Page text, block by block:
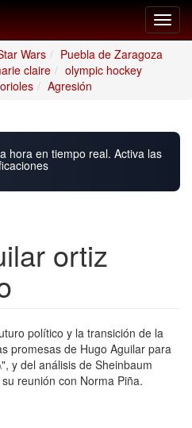
Wars
Puebla de Zaragoza
claire
olympic hockey
Agresión
hora en tiempo real. Activa las
ortiz
político y la transición de la
promesas de Hugo Aguilar para
y del análisis de Sheinbaum
reunión con Norma Piña.